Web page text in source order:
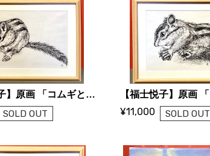
【福士悦子】原画 「コムギとコタロー１」
SOLD OUT ¥11,000 SOLD OUT